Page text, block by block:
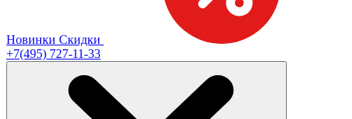
Новинки Скидки
+7(495) 727-11-33